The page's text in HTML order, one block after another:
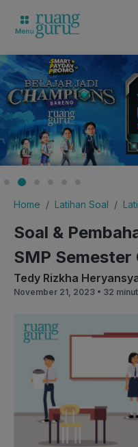
Home Latihan Soal
Soal &
SMP
Tedy Rizkha
November 21, 2023 • 32